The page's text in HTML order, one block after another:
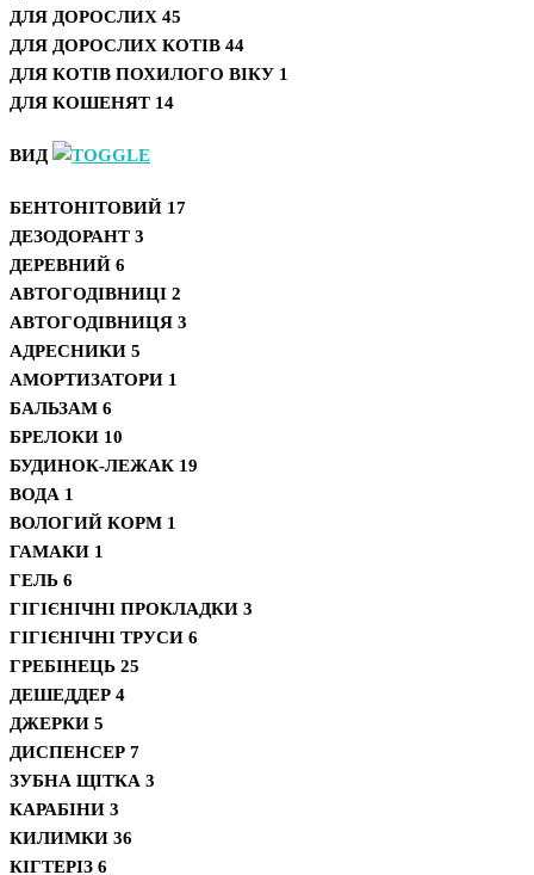
ДЛЯ ДОРОСЛИХ 45
ДЛЯ ДОРОСЛИХ КОТІВ 44
ДЛЯ КОТІВ ПОХИЛОГО ВІКУ 1
ДЛЯ КОШЕНЯТ 14
ВИД
БЕНТОНІТОВИЙ 17
ДЕЗОДОРАНТ 3
ДЕРЕВНИЙ 6
АВТОГОДІВНИЦІ 2
АВТОГОДІВНИЦЯ 3
АДРЕСНИКИ 5
АМОРТИЗАТОРИ 1
БАЛЬЗАМ 6
БРЕЛОКИ 10
БУДИНОК-ЛЕЖАК 19
ВОДА 1
ВОЛОГИЙ КОРМ 1
ГАМАКИ 1
ГЕЛЬ 6
ГІГІЄНІЧНІ ПРОКЛАДКИ 3
ГІГІЄНІЧНІ ТРУСИ 6
ГРЕБІНЕЦЬ 25
ДЕШЕДДЕР 4
ДЖЕРКИ 5
ДИСПЕНСЕР 7
ЗУБНА ЩІТКА 3
КАРАБІНИ 3
КИЛИМКИ 36
КІГТЕРІЗ 6